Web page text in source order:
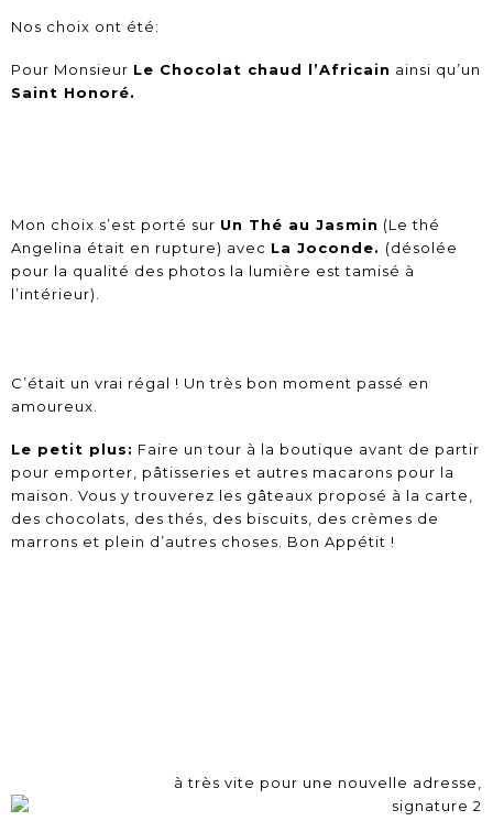
Nos choix ont été:
Pour Monsieur Le Chocolat chaud l’Africain ainsi qu’un
Saint Honoré.
Mon choix s’est porté sur Un Thé au Jasmin (Le thé
Angelina était en rupture) avec La Joconde. (désolée
pour la qualité des photos la lumière est tamisé à
l’intérieur).
C’était un vrai régal ! Un très bon moment passé en
amoureux.
Le petit plus: Faire un tour à la boutique avant de partir
pour emporter, pâtisseries et autres macarons pour la
maison. Vous y trouverez les gâteaux proposé à la carte,
des chocolats, des thés, des biscuits, des crèmes de
marrons et plein d’autres choses. Bon Appétit !
à très vite pour une nouvelle adresse,